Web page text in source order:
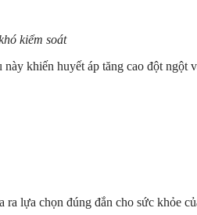
kiểm soát
khiến huyết áp tăng cao đột ngột
lựa chọn đúng đắn cho sức khỏe